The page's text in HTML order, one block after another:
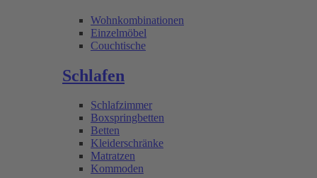
Wohnkombinationen
Einzelmöbel
Couchtische
Schlafen
Schlafzimmer
Boxspringbetten
Betten
Kleiderschränke
Matratzen
Kommoden